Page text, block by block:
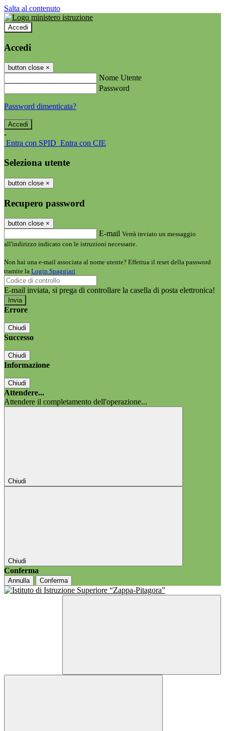
Salta al contenuto
Accedi
Accedi
button close ×
Nome Utente
Password
Password dimenticata?
-
Entra con SPID Entra con CIE
Seleziona utente
button close ×
Recupero password
button close ×
E-mail Verrà inviato un messaggio
all'indirizzo indicato con le istruzioni necessarie.
Non hai una e-mail associata al nome utente? Effettua il reset della password
tramite la Login Spaggiari
E-mail inviata, si prega di controllare la casella di posta elettronica!
Errore
Chiudi
Successo
Chiudi
Informazione
Chiudi
Attendere...
Attendere il completamento dell'operazione...
Chiudi
Chiudi
Conferma
Annulla Conferma